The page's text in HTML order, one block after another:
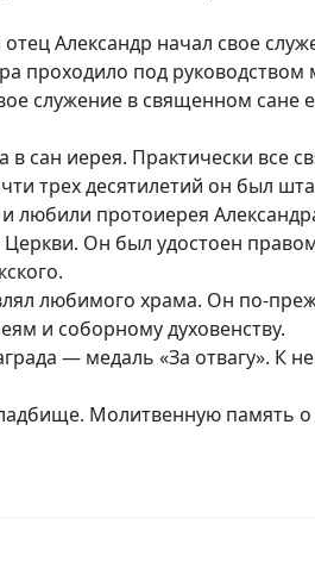
Александр начал свое
проходило под
служение в священном сане
сан иерея. Практически все
трех десятилетий он был
любили протоиерея
Он был удостоен
любимого храма. Он по-
и соборному духовенству.
— медаль «За отвагу». К
Молитвенную память